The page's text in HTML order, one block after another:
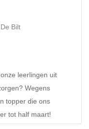
De Bilt
leerlingen uit
Wegens
topper die ons
tot half maart!